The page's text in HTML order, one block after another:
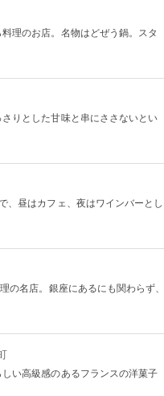
理のお店。名物はどぜう鍋。スタ
りとした甘味と串にささないとい
、昼はカフェ、夜はワインバーとし
の名店。銀座にあるにも関わらず、
い高級感のあるフランスの洋菓子